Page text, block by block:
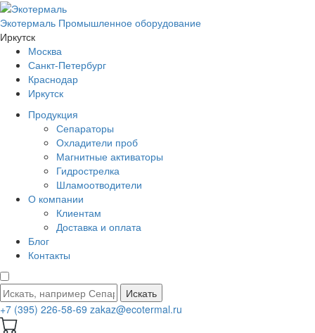
Экотермаль Промышленное оборудование
Иркутск
Москва
Санкт-Петербург
Краснодар
Иркутск
Продукция
Сепараторы
Охладители проб
Магнитные активаторы
Гидрострелка
Шламоотводители
О компании
Клиентам
Доставка и оплата
Блог
Контакты
Искать
+7 (395) 226-58-69 zakaz@ecotermal.ru